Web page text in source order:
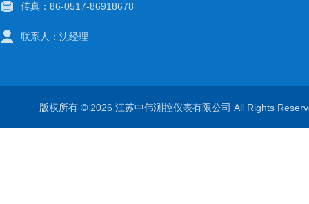
传真：86-0517-86918678
联系人：沈经理
版权所有 © 2026 江苏中伟测控仪表有限公司 All Rights